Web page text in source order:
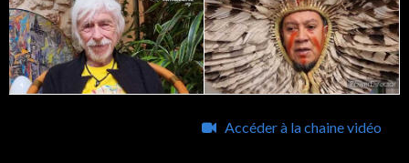
Accéder à la chaine vidéo